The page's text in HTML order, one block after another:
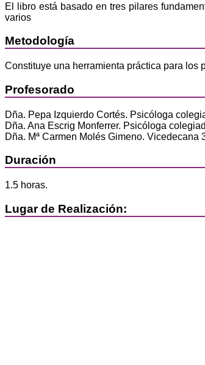
El libro está basado en tres pilares
varios
Metodología
Constituye una herramienta práctica para los
Profesorado
Dña. Pepa Izquierdo Cortés. Psicóloga
Dña. Ana Escrig Monferrer. Psicóloga
Dña. Mª Carmen Molés Gimeno. Vicedecana
Duración
1.5 horas.
Lugar de Realización: